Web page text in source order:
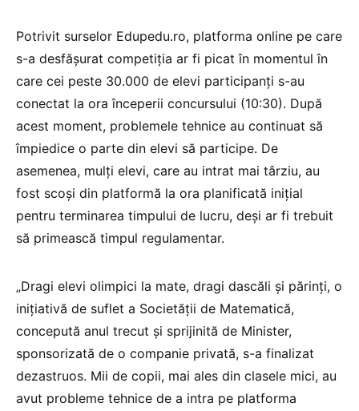
Potrivit surselor Edupedu.ro, platforma online pe care
s-a desfășurat competiția ar fi picat în momentul în
care cei peste 30.000 de elevi participanți s-au
conectat la ora începerii concursului (10:30). După
acest moment, problemele tehnice au continuat să
împiedice o parte din elevi să participe. De
asemenea, mulți elevi, care au intrat mai târziu, au
fost scoși din platformă la ora planificată inițial
pentru terminarea timpului de lucru, deși ar fi trebuit
să primească timpul regulamentar.
„Dragi elevi olimpici la mate, dragi dascăli și părinți, o
inițiativă de suflet a Societății de Matematică,
concepută anul trecut și sprijinită de Minister,
sponsorizată de o companie privată, s-a finalizat
dezastruos. Mii de copii, mai ales din clasele mici, au
avut probleme tehnice de a intra pe platforma